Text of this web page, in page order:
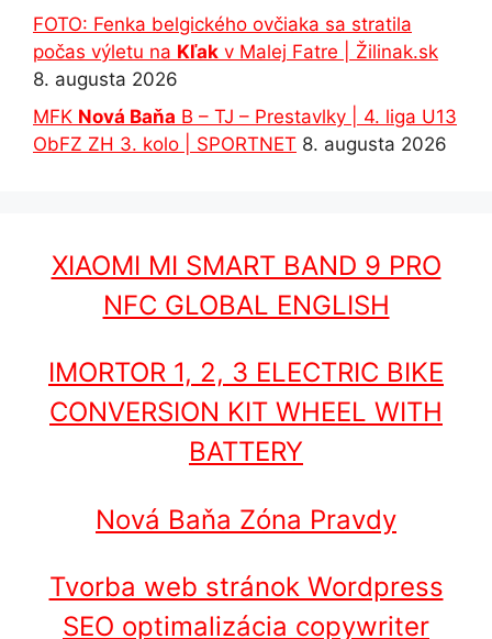
FOTO: Fenka belgického ovčiaka sa stratila
počas výletu na Kľak v Malej Fatre | Žilinak.sk
8. augusta 2026
MFK Nová Baňa B – TJ – Prestavlky | 4. liga U13
ObFZ ZH 3. kolo | SPORTNET 8. augusta 2026
XIAOMI MI SMART BAND 9 PRO
NFC GLOBAL ENGLISH
IMORTOR 1, 2, 3 ELECTRIC BIKE
CONVERSION KIT WHEEL WITH
BATTERY
Nová Baňa Zóna Pravdy
Tvorba web stránok Wordpress
SEO optimalizácia copywriter